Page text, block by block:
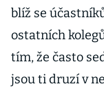
blíž se
ostatních
tím, že často
jsou ti druzí v